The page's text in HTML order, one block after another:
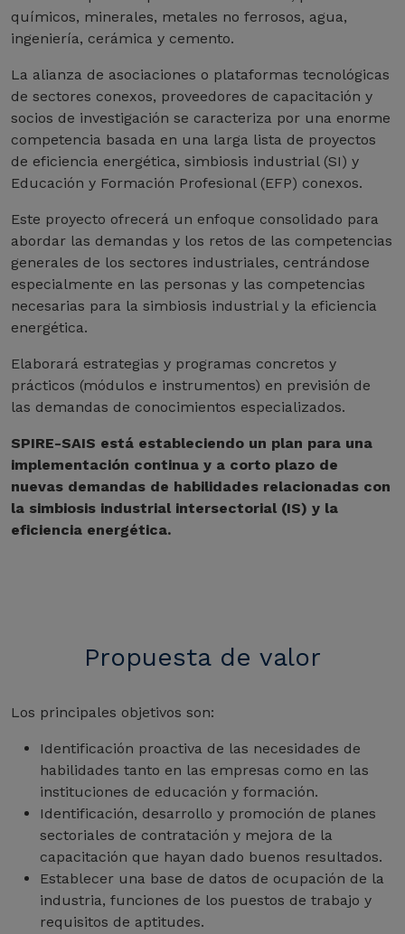
químicos, minerales, metales no ferrosos, agua,
ingeniería, cerámica y cemento.
La alianza de asociaciones o plataformas tecnológicas
de sectores conexos, proveedores de capacitación y
socios de investigación se caracteriza por una enorme
competencia basada en una larga lista de proyectos
de eficiencia energética, simbiosis industrial (SI) y
Educación y Formación Profesional (EFP) conexos.
Este proyecto ofrecerá un enfoque consolidado para
abordar las demandas y los retos de las competencias
generales de los sectores industriales, centrándose
especialmente en las personas y las competencias
necesarias para la simbiosis industrial y la eficiencia
energética.
Elaborará estrategias y programas concretos y
prácticos (módulos e instrumentos) en previsión de
las demandas de conocimientos especializados.
SPIRE-SAIS está estableciendo un plan para una
implementación continua y a corto plazo de
nuevas demandas de habilidades relacionadas con
la simbiosis industrial intersectorial (IS) y la
eficiencia energética.
Propuesta de valor
Los principales objetivos son:
Identificación proactiva de las necesidades de
habilidades tanto en las empresas como en las
instituciones de educación y formación.
Identificación, desarrollo y promoción de planes
sectoriales de contratación y mejora de la
capacitación que hayan dado buenos resultados.
Establecer una base de datos de ocupación de la
industria, funciones de los puestos de trabajo y
requisitos de aptitudes.